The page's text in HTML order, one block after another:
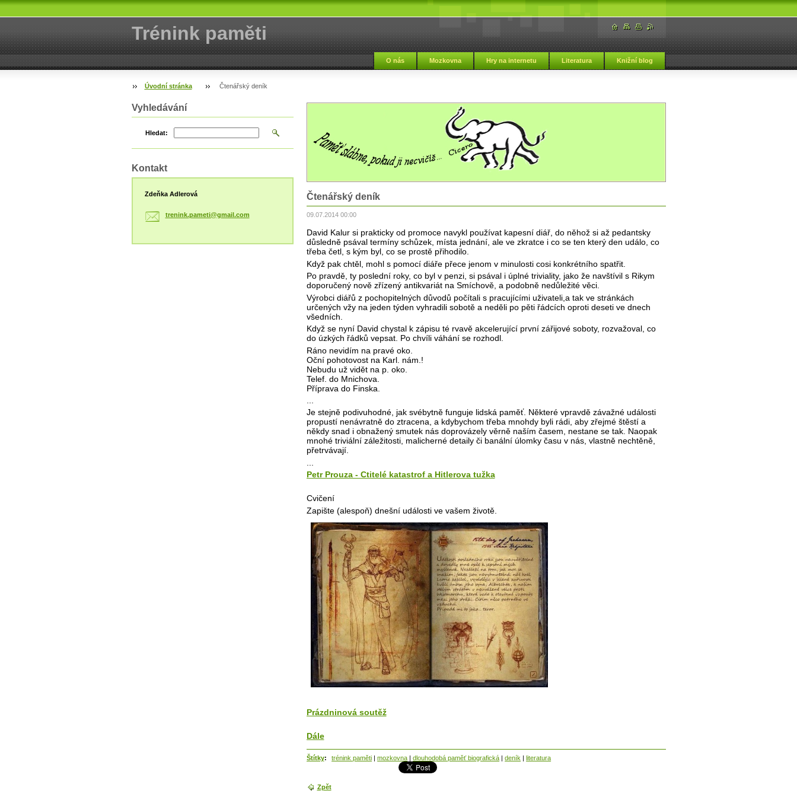
Trénink paměti
O nás Mozkovna Hry na internetu Literatura Knižní blog
Úvodní stránka Čtenářský deník
Čtenářský deník
09.07.2014 00:00
David Kalur si prakticky od promoce navykl používat kapesní diář, do něhož si až pedantsky
důsledně psával termíny schůzek, místa jednání, ale ve zkratce i co se ten který den událo, co
třeba četl, s kým byl, co se prostě přihodilo.
Když pak chtěl, mohl s pomocí diáře přece jenom v minulosti cosi konkrétního spatřit.
Po pravdě, ty poslední roky, co byl v penzi, si psával i úplné triviality, jako že navštívil s Rikym
doporučený nově zřízený antikvariát na Smíchově, a podobně nedůležité věci.
Výrobci diářů z pochopitelných důvodů počítali s pracujícími uživateli,a tak ve stránkách
určených vžy na jeden týden vyhradili sobotě a neděli po pěti řádcích oproti deseti ve dnech
všedních.
Když se nyní David chystal k zápisu té rvavě akcelerující první zářijové soboty, rozvažoval, co
do úzkých řádků vepsat. Po chvíli váhání se rozhodl.
Ráno nevidím na pravé oko.
Oční pohotovost na Karl. nám.!
Nebudu už vidět na p. oko.
Telef. do Mnichova.
Příprava do Finska.
Je stejně podivuhodné, jak svébytně funguje lidská paměť. Některé vpravdě závažné události
propustí nenávratně do ztracena, a kdybychom třeba mnohdy byli rádi, aby zřejmé štěstí a
někdy snad i obnažený smutek nás doprovázely věrně naším časem, nestane se tak. Naopak
mnohé triviální záležitosti, malicherné detaily či banální úlomky času v nás, vlastně nechtěně,
přetrvávají.
Petr Prouza - Ctitelé katastrof a Hitlerova tužka
Cvičení
Zapište (alespoň) dnešní události ve vašem životě.
Prázdninová soutěž
Dále
Štítky: trénink paměti | mozkovna | dlouhodobá paměť biografická | deník | literatura
Zpět
Vyhledávání
Hledat:
Kontakt
Zdeňka Adlerová
trenink.pameti@gmail.com